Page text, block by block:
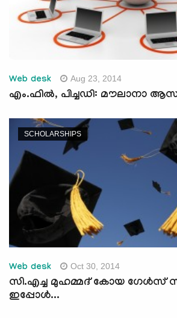
Web desk Aug 23, 2014
എം.ഫില്‍, പിച്ചഡി: മൗലാനാ
SCHOLARSHIPS
Web desk Oct 30, 2014
സി.എച്ച മുഹമ്മദ് കോയ ഗേള്‍സ്
ഇപ്പോള്‍...